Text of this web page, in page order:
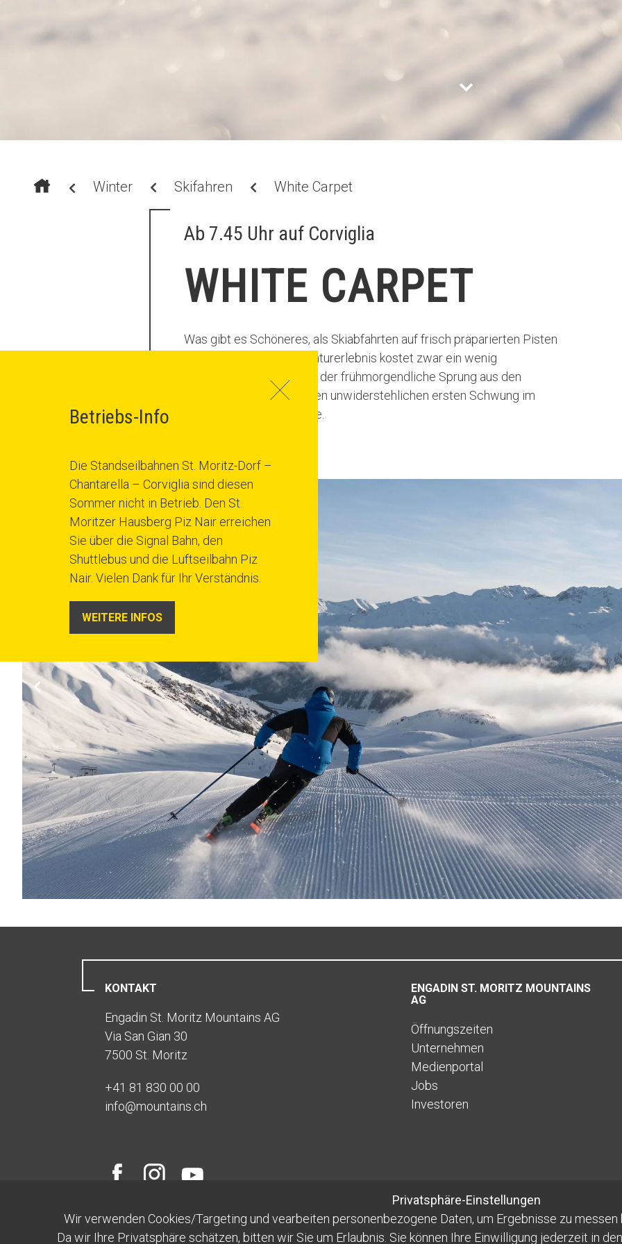
Privatsphäre-Einstellungen
Wir verwenden Cookies/Targeting und vearbeiten personenbezogene Daten, um Ergebnisse zu
Da wir Ihre Privatsphäre schätzen, bitten wir Sie um Erlaubnis. Sie können Ihre Einwilligung jederzeit in
Winter Skifahren White Carpet
Ab 7.45 Uhr auf Corviglia
WHITE CARPET
Was gibt es Schöneres, als Skiabfahrten auf frisch präparierten Pisten
zu geniessen? Dieses Naturerlebnis kostet zwar ein wenig
Selbstüberwindung, aber der frühmorgendliche Sprung aus den
Federn lohnt sich – für den unwiderstehlichen ersten Schwung im
Schnee bei Morgensonne.
KONTAKT
Engadin St. Moritz Mountains AG
Via San Gian 30
7500 St. Moritz
+41 81 830 00 00
info@mountains.ch
ENGADIN ST. MORITZ MOUNTAINS
AG
Öffnungszeiten
Unternehmen
Medienportal
Jobs
Investoren
Betriebs-Info
Die Standseilbahnen St. Moritz-Dorf –
Chantarella – Corviglia sind diesen
Sommer nicht in Betrieb. Den St.
Moritzer Hausberg Piz Nair erreichen
Sie über die Signal Bahn, den
Shuttlebus und die Luftseilbahn Piz
Nair. Vielen Dank für Ihr Verständnis.
WEITERE INFOS